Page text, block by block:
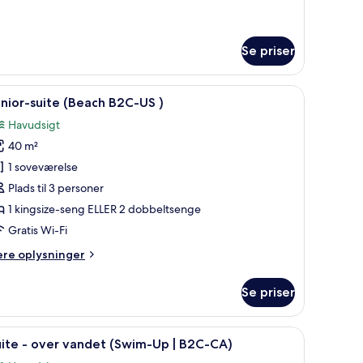
Se priser
og havudsigt. Et hotelværelse med en stor seng, et
5 suite (Beach B2C-US )
Havudsigt
40 m²
1 soveværelse
Plads til 3 personer
1 kingsize-seng ELLER 2 dobbeltsenge
Gratis Wi-Fi
oplysninger
Se priser
på væggen.
med udsigt over et klart, blåt hav.En overvandsbungalow med pool, liggestole
10 - over vandet (Swim-Up | B2C-CA)